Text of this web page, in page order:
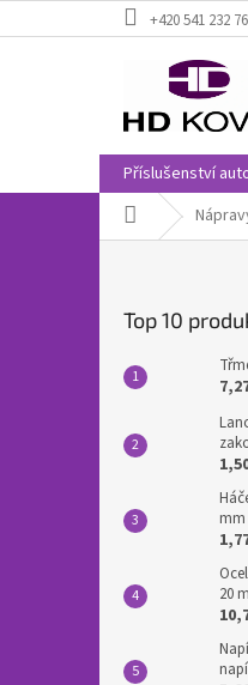
na
+420 541 232
Příslušenství
Domů
Top 10
mm
20